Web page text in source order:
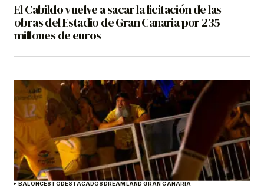
El Cabildo vuelve a sacar la licitación de las
obras del Estadio de Gran Canaria por 235
millones de euros
BALONCESTODESTACADOSDREAMLAND GRAN CANARIA